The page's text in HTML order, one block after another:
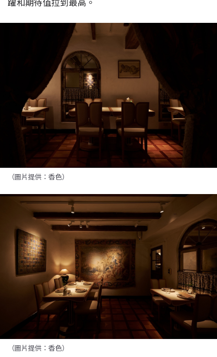
躍和期待值拉到最高。
（圖片提供：香色）
（圖片提供：香色）